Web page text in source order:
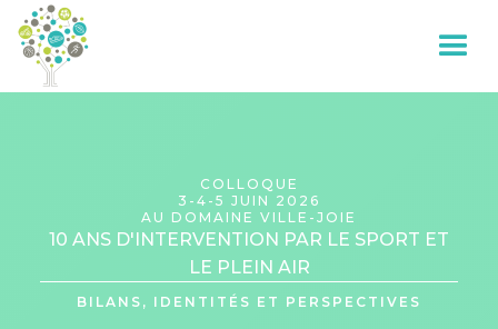
Membres
Nations autochtones
Équipes-projets
COLLOQUE
3-4-5 JUIN 2026
AU DOMAINE VILLE-JOIE
10 ANS D'INTERVENTION PAR LE SPORT ET
LE PLEIN AIR
BILANS, IDENTITÉS ET PERSPECTIVES